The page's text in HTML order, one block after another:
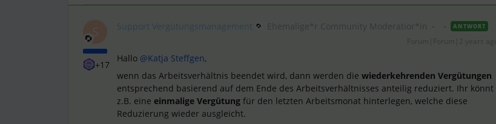
S
+17
Support Vergütungsmanagement ANTWORT
Hallo @Katja Steffgen,
wenn das Arbeitsverhältnis beendet wird, dann werden die wiederkehrenden Vergütungen
entsprechend basierend auf dem Ende des Arbeitsverhältnisses anteilig reduziert. Ihr könnt
z.B. eine einmalige Vergütung für den letzten Arbeitsmonat hinterlegen, welche diese
Reduzierung wieder ausgleicht.